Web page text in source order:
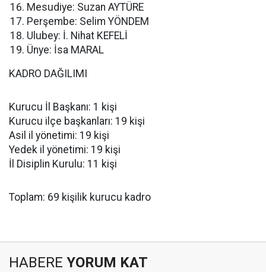
Mesudiye: Suzan AYTÜRE
Perşembe: Selim YÖNDEM
Ulubey: İ. Nihat KEFELİ
Ünye: İsa MARAL
KADRO DAĞILIMI
Kurucu İl Başkanı: 1 kişi
Kurucu ilçe başkanları: 19 kişi
Asil il yönetimi: 19 kişi
Yedek il yönetimi: 19 kişi
İl Disiplin Kurulu: 11 kişi
Toplam: 69 kişilik kurucu kadro
HABERE YORUM KAT